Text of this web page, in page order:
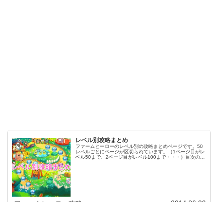
レベル別攻略まとめ
ファームヒーローのレベル別の攻略まとめページです。50
レベルごとにページが区切られています。（1ページ目がレ
ベル50まで、2ページ目がレベル100まで・・・）目次のリ